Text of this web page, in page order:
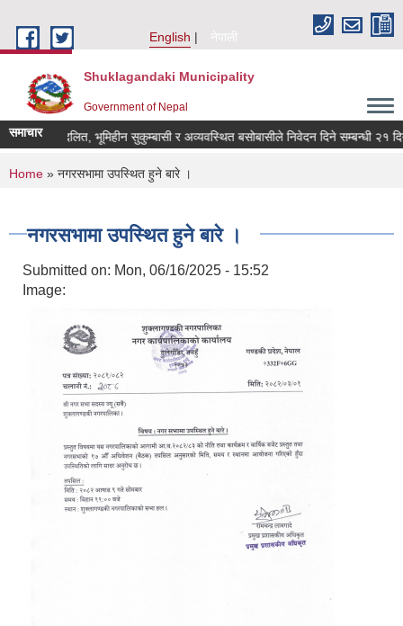
English
नेपाली
Shuklagandaki Municipality
Government of Nepal
समाचार
भूमिहीन दलित, भूमिहीन सुकुम्बासी र अव्यवस्थित बसोबासीले निवेदन दिने सम्बन्धी २१ दिने
You are here
Home » नगरसभामा उपस्थित हुने बारे ।
नगरसभामा उपस्थित हुने बारे ।
Submitted on: Mon, 06/16/2025 - 15:52
Image: